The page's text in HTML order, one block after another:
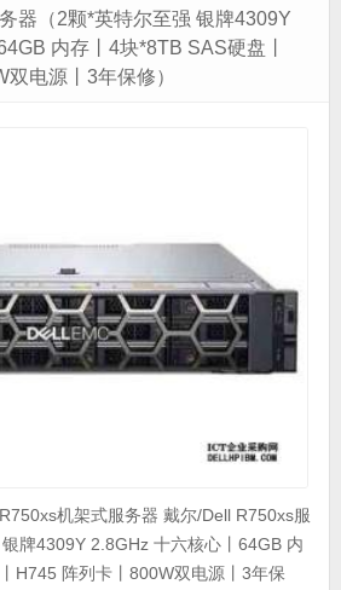
器（2颗*英特尔至强 银牌4309Y
内存丨4块*8TB SAS硬盘丨
电源丨3年保修）
机架式服务器 戴尔/Dell R750xs服
牌4309Y 2.8GHz 十六核心丨64GB 内
H745 阵列卡丨800W双电源丨3年保